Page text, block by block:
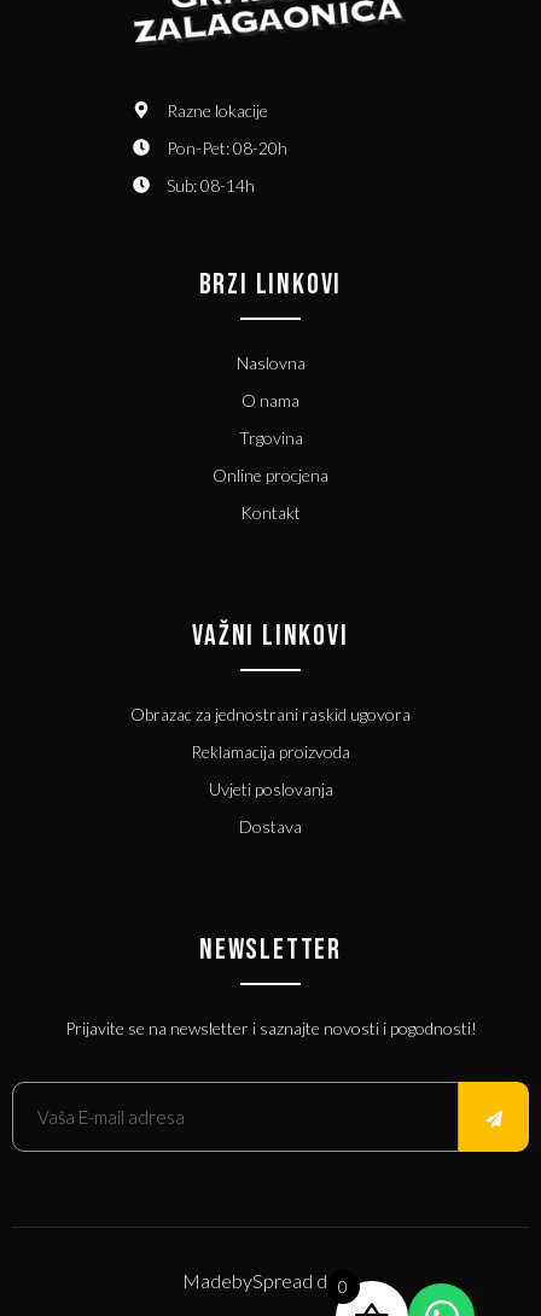
Razne lokacije
Pon-Pet: 08-20h
Sub: 08-14h
BRZI LINKOVI
Naslovna
O nama
Trgovina
Online procjena
Kontakt
VAŽNI LINKOVI
Obrazac za jednostrani raskid ugovora
Reklamacija proizvoda
Uvjeti poslovanja
Dostava
NEWSLETTER
Prijavite se na newsletter i saznajte novosti i pogodnosti!
MadebySpread d.o.o.
0